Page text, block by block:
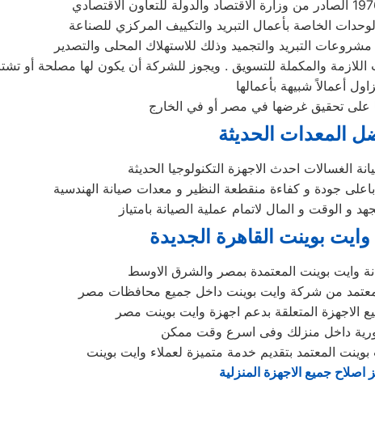
الخاصة بأعمال التبريد والتكييف المركزي للصناعة
التبريد والتجميد وذلك للاستهلاك المحلى والتصدير
اللازمة والمكملة للتسويق . ويجوز للشركة أن يكون لها مصلحة أو
أعمالاً شبيهة بأعمالها
المعدات الحديثة
الغسالات احدث الاجهزة التكنولوجيا الحديثة
جودة و كفاءة منقطعة النظير و معدات صيانة الهندسية
و الوقت و المال لاتمام عملية الصيانة بامتياز
بوينت القاهرة الجديدة
وايت بوينت المعتمدة بمصر والشرق الاوسط
من شركة وايت بوينت داخل جميع محافظات مصر
الاجهزة المتعلقة بدعم اجهزة وايت بوينت مصر
داخل منزلك وفى اسرع وقت ممكن
المعتمد بتقديم خدمة متميزة لعملاء وايت بوينت
اصلاح جميع الاجهزة المنزلية